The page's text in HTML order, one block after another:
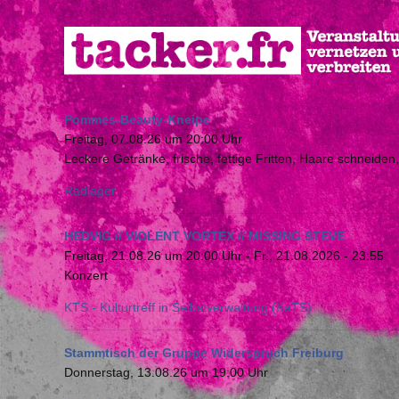
Direkt
zum
Inhalt
Pommes-Beauty-Kneipe
Freitag, 07.08.26 um 20:00 Uhr
Leckere Getränke, frische, fettige Fritten, Haare
Radlager
HEDVIG // VIOLENT VORTEX // MISSING STEVE
Freitag, 21.08.26 um 20:00 Uhr-Fr., 21.08.2026 - 23:55
Konzert
KTS - Kulturtreff in Selbstverwaltung (KaTS)
Stammtisch der Gruppe Widerspruch Freiburg
Donnerstag, 13.08.26 um 19:00 Uhr